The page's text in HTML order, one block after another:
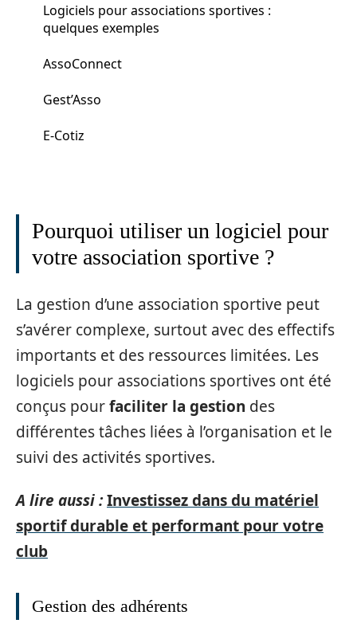
Logiciels pour associations sportives :
quelques exemples
AssoConnect
Gest’Asso
E-Cotiz
Pourquoi utiliser un logiciel pour
votre association sportive ?
La gestion d’une association sportive peut
s’avérer complexe, surtout avec des effectifs
importants et des ressources limitées. Les
logiciels pour associations sportives ont été
conçus pourfaciliter la gestion des
différentes tâches liées à l’organisation et le
suivi des activités sportives.
A lire aussi :Investissez dans du matériel
sportif durable et performant pour votre
club
Gestion des adhérents